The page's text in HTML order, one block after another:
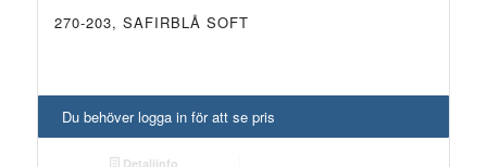
270-203, SAFIRBLÅ SOFT
Du behöver logga in för att se pris
Detaljinfo